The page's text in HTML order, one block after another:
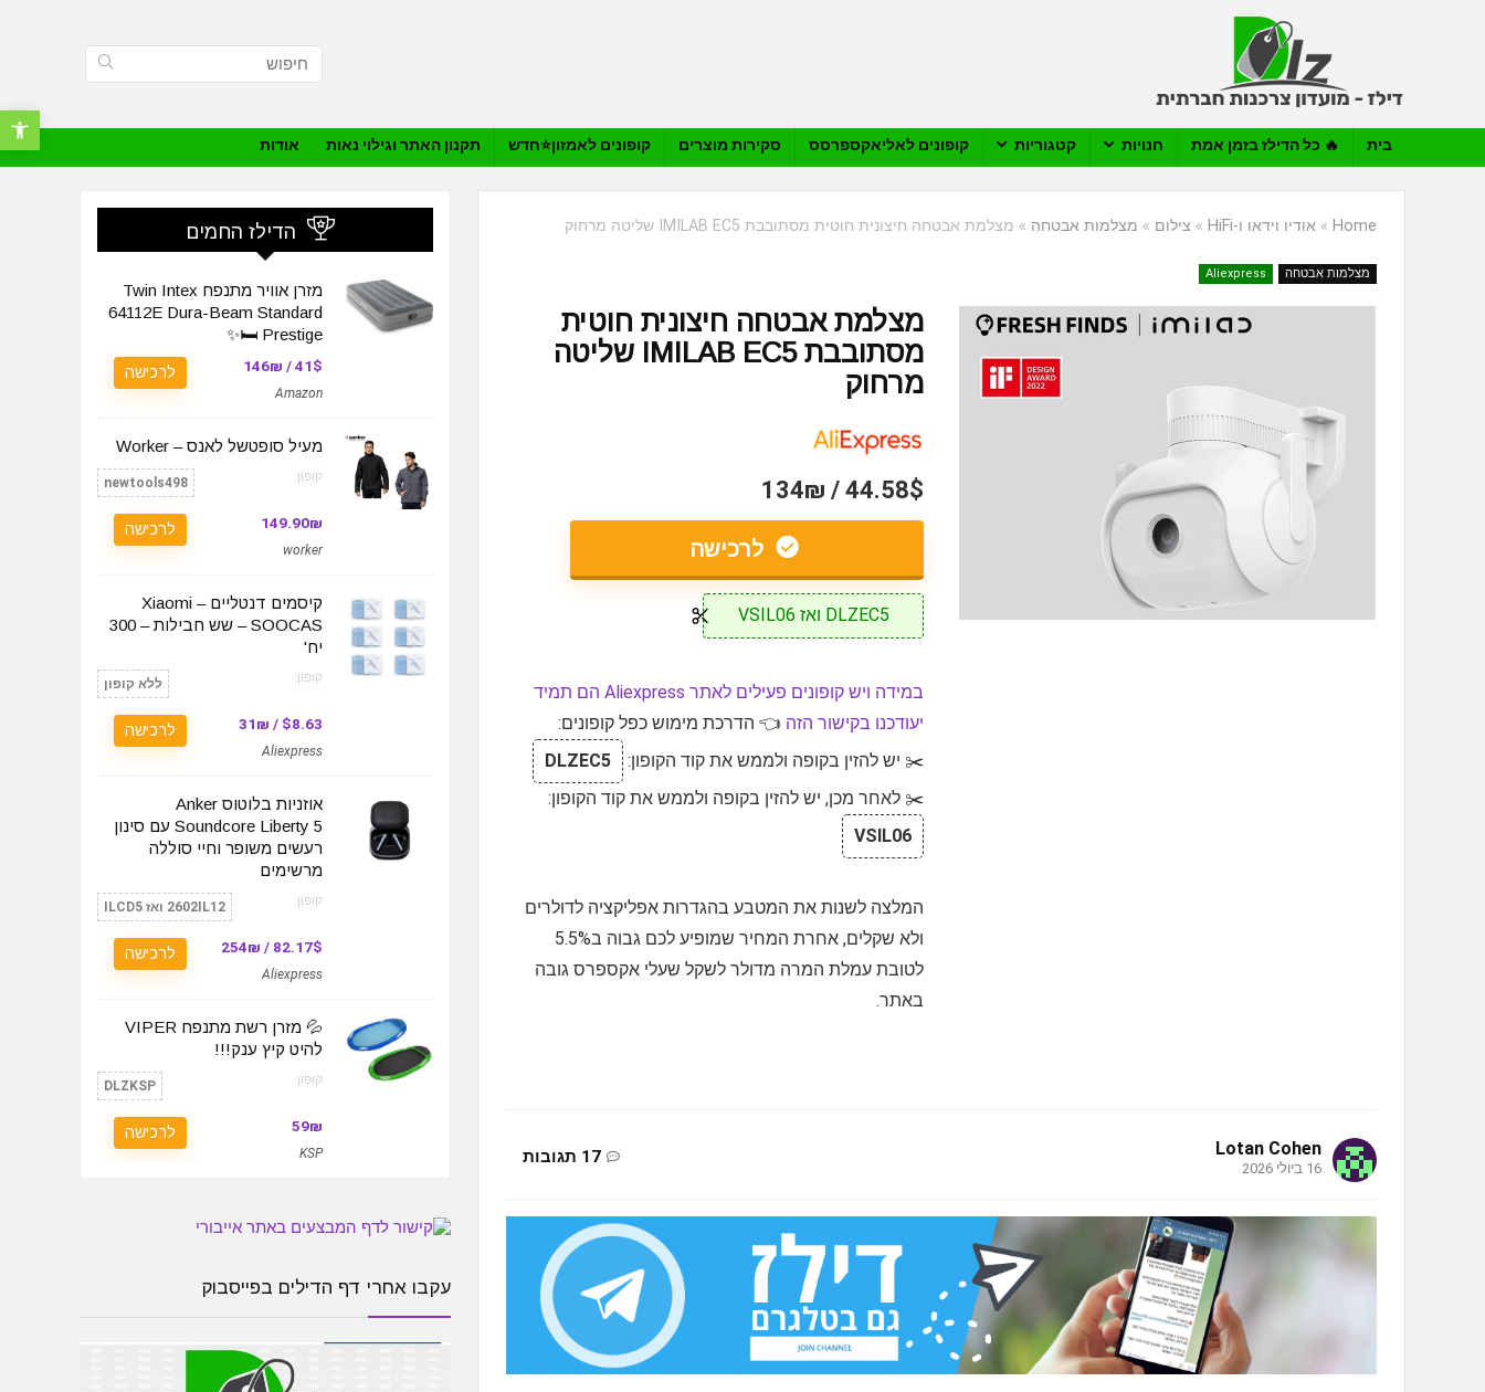
פתח
בית 🔥 כל הדילז בזמן אמת חנויות קטגוריות קופונים לאליאקספרסס סקירות מוצרים קופונים לאמזון⭐️חדש תקנון האתר וגילוי נאות אודות
Home
» אודיו וידאו ו-HiFi » צילום » מצלמות אבטחה » מצלמת אבטחה חיצונית חוטית מסתובבת IMILAB EC5 שליטה מרחוק
מצלמות אבטחה Aliexpress
מצלמת אבטחה חיצונית חוטית
מסתובבת IMILAB EC5 שליטה
מרחוק
44.58$ / 134₪
לרכישה
DLZEC5 ואז VSIL06
במידה ויש קופונים פעילים לאתר Aliexpress הם תמיד
יעודכנו בקישור הזה 👈 הדרכת מימוש כפל קופונים:
✂️ יש להזין בקופה ולממש את קוד הקופון:
DLZEC5
✂️ לאחר מכן, יש להזין בקופה ולממש את קוד הקופון:
VSIL06
המלצה לשנות את המטבע בהגדרות אפליקציה לדולרים
ולא שקלים, אחרת המחיר שמופיע לכם גבוה ב5.5%
לטובת עמלת המרה מדולר לשקל שעלי אקספרס גובה
באתר.
Lotan Cohen
16 ביולי 2026
17 תגובות
הדילז החמים
מזרן אוויר מתנפח Twin Intex
64112E Dura-Beam Standard
Prestige 🛏️✨
41$ / 146₪
Amazon
לרכישה
מעיל סופטשל לאנס – Worker
קופון: newtools498
149.90₪
worker
לרכישה
קיסמים דנטליים – Xiaomi
SOOCAS – שש חבילות – 300
יח'
קופון: ללא קופון
$8.63 / 31₪
Aliexpress
לרכישה
אוזניות בלוטוס Anker
Soundcore Liberty 5 עם סינון
רעשים משופר וחיי סוללה
מרשימים
קופון: 2602IL12 ואז ILCD5
82.17$ / 254₪
Aliexpress
לרכישה
💦 מזרן רשת מתנפח VIPER
להיט קיץ ענק!!!
קופון: DLZKSP
59₪
KSP
לרכישה
עקבו אחרי דף הדילים בפייסבוק